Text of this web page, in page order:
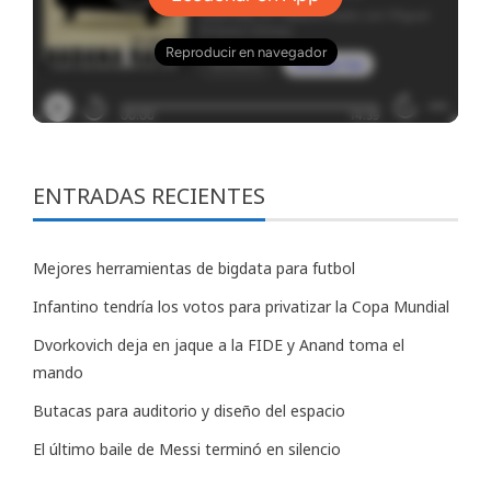
ENTRADAS RECIENTES
Mejores herramientas de bigdata para futbol
Infantino tendría los votos para privatizar la Copa Mundial
Dvorkovich deja en jaque a la FIDE y Anand toma el
mando
Butacas para auditorio y diseño del espacio
El último baile de Messi terminó en silencio